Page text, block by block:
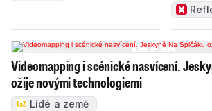
Videomapping i scénické nasvícení.
ožije novými technologiemi
Lidé a země